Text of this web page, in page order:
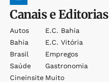
Canais e Editorias
Autos
Bahia
Brasil
Saúde
Cineinsite
E.c. Bahia
E.c. Vitória
Empregos
Gastronomia
Muito